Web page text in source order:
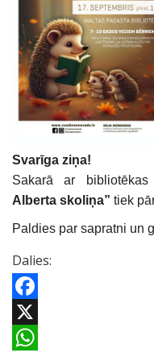
Svarīga ziņa!
Sakarā ar
Alberta skoliņa” tiek
Paldies par sapratni un
Dalies:
Facebook
X